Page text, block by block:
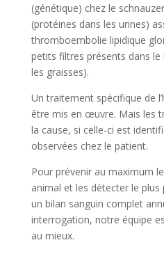
(génétique) chez le
(protéines dans les urines)
thromboembolie lipidique
petits filtres présents dans
les graisses).
Un traitement spécifique de
être mis en œuvre. Mais les
la cause, si celle-ci est
observées chez le patient.
Pour prévenir au maximum
animal et les détecter le
un bilan sanguin complet
interrogation, notre équipe
au mieux.